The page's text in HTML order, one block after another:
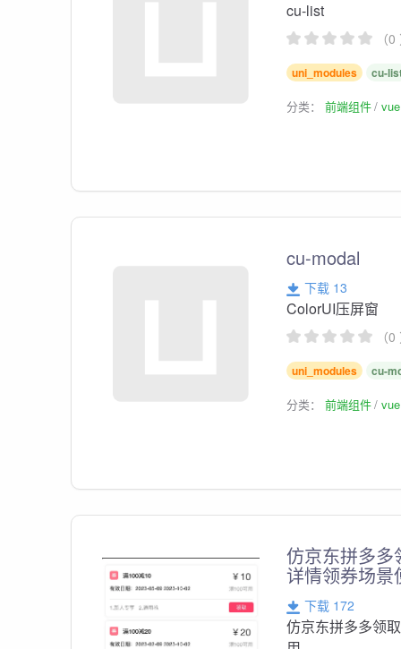
cu-list
（
uni_modules cu-
分类：前端组件
cu-modal
下载 13
ColorUI压屏窗
（
uni_modules cu-
分类：前端组件
仿京东拼多多
详情领券场景
下载 172
仿京东拼多多领